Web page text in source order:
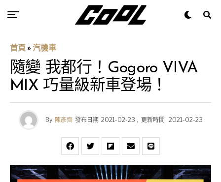
首頁 » 汽機車
隨變 我都行！Gogoro VIVA
MIX 巧量級新車登場！
By 陳彥齊 發布日期 2021-02-23 , 更新時間 2021-02-23